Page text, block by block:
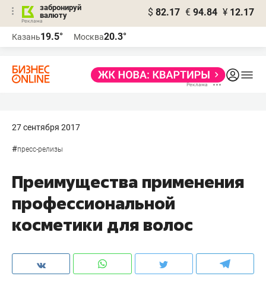
забронируй
валюту
$ 82.17 € 94.84 ¥ 12.17
Казань19.5° Москва20.3°
27 сентября 2017
#пресс-релизы
Преимущества применения
профессиональной
косметики для волос